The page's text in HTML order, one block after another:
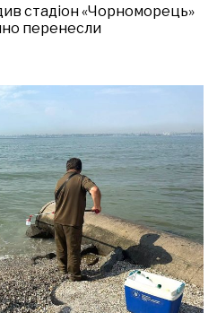
стадіон «Чорноморець»
перенесли